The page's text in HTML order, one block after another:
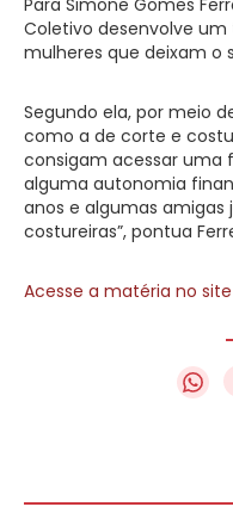
Coletivo desenvolve
mulheres que deixam o
Segundo ela, por meio
como a de corte e
consigam acessar uma
alguma autonomia
anos e algumas
costureiras”, pontua
Acesse a matéria no